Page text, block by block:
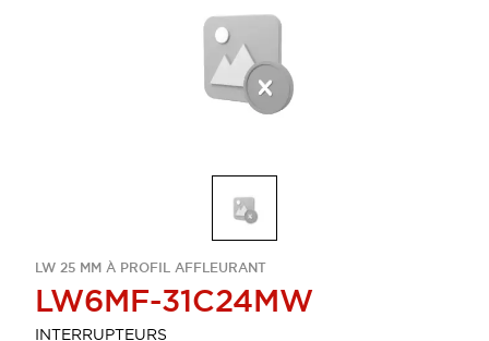
LW 25 MM À PROFIL AFFLEURANT
LW6MF-31C24MW
INTERRUPTEURS